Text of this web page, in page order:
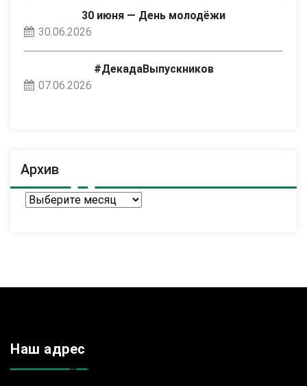
30 июня — День молодёжи
30.06.2026
#ДекадаВыпускников
07.06.2026
Архив
Архив
Наш адрес